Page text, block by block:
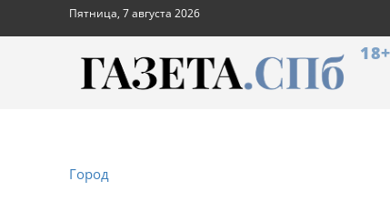
Пятница, 7 августа 2026
18+
Город